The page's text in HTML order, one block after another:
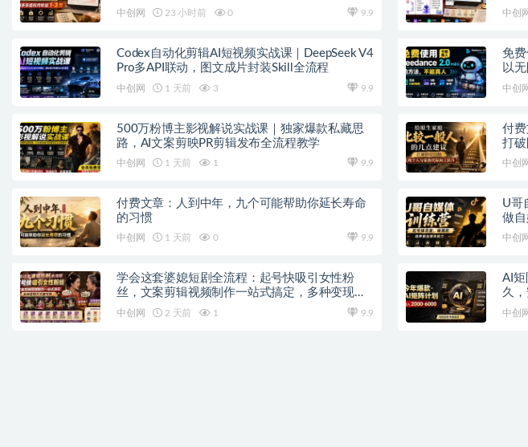
中创网 23 小时前 0 9.9
进
中创
Codex自动化剪辑AI短视频实战课｜DeepSeek V4
Pro多API联动，图文成片封装Skill全流程
中创网 1 天前 3 9.9
免费
以
中创
500万粉博主影视解说实战课｜独家爆款私藏思
路，AI文案剪映PR剪辑发布全流程教学
中创网 1 天前 1 9.9
付费
打
中创
付费文章：人到中年，九个可能帮助你延长寿命
的习惯
中创网 1 天前 0 9.9
U哥
做自
中创
学会这套婆媳短剧全流程：起号快吸引女性粉
丝，文案剪辑视频制作一站式搞定，多种变现方
式都可做
中创网 2 天前 1 9.9
AI
久
分公
中创